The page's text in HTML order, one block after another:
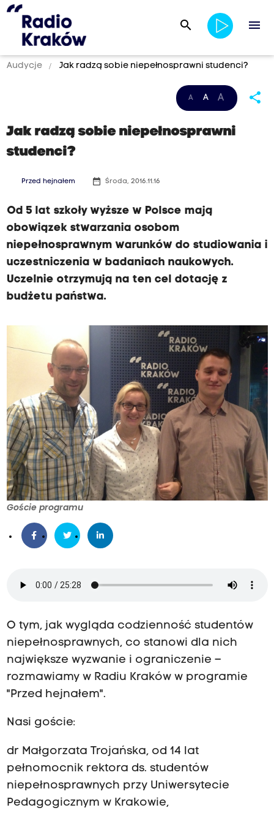
search menu
Audycje Jak radzą sobie niepełnosprawni studenci?
A A A share
Jak radzą sobie niepełnosprawni
studenci?
Przed hejnałem date_range Środa, 2016.11.16
Od 5 lat szkoły wyższe w Polsce mają
obowiązek stwarzania osobom
niepełnosprawnym warunków do studiowania i
uczestniczenia w badaniach naukowych.
Uczelnie otrzymują na ten cel dotację z
budżetu państwa.
Goście programu
O tym, jak wygląda codzienność studentów
niepełnosprawnych, co stanowi dla nich
największe wyzwanie i ograniczenie –
rozmawiamy w Radiu Kraków w programie
"Przed hejnałem".
Nasi goście:
dr Małgorzata Trojańska, od 14 lat
pełnomocnik rektora ds. studentów
niepełnosprawnych przy Uniwersytecie
Pedagogicznym w Krakowie,